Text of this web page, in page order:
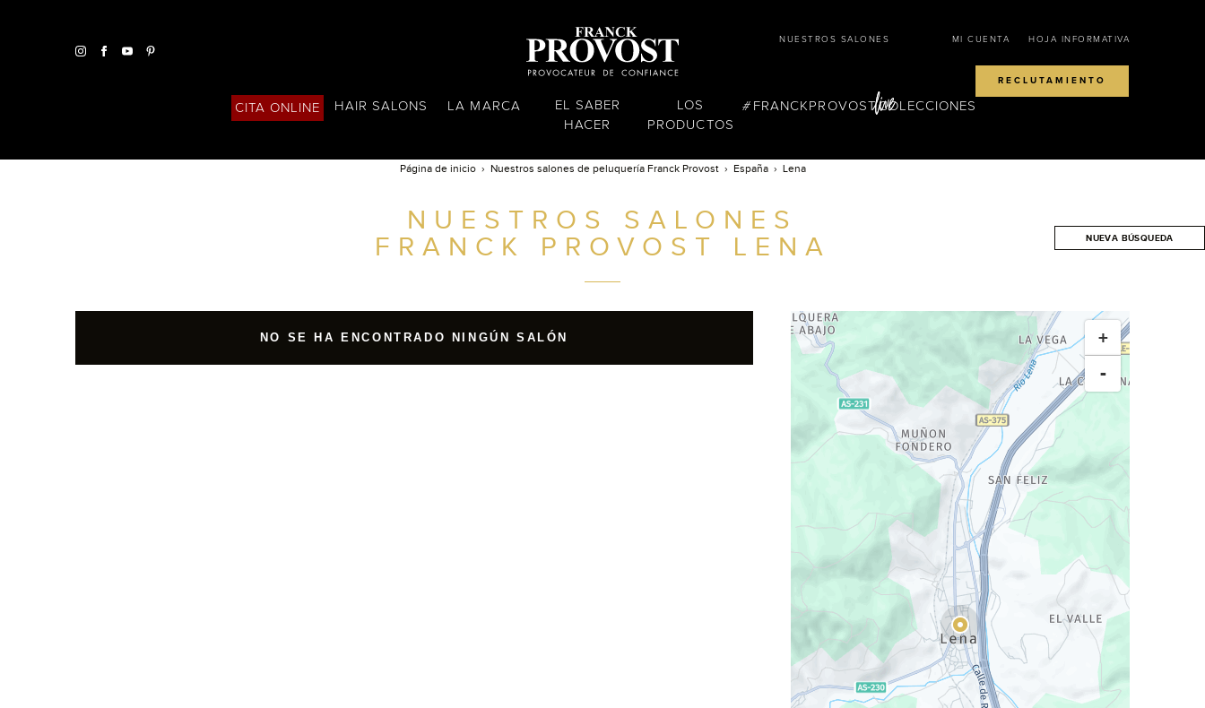
NUESTROS SALONES MI CUENTA HOJA INFORMATIVA
RECLUTAMIENTO
CITA ONLINE HAIR SALONS LA MARCA
EL SABER
HACER
LOS
PRODUCTOS
FRANCKPROVOSTCOLECCIONES
Página de inicio Nuestros salones de peluquería Franck Provost España Lena
NUESTROS SALONES
FRANCK PROVOST
LENA NUEVA BÚSQUEDA
+
-
NO SE HA ENCONTRADO NINGÚN SALÓN